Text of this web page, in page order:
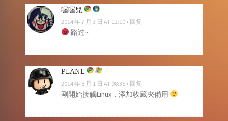
喔喔兒
2014 年 7 月 3 日 AT 12:10 回复
路过~
PLANE
2014 年 8 月 1 日 AT 08:35 回复
剛開始接觸Linux，添加收藏夾備用